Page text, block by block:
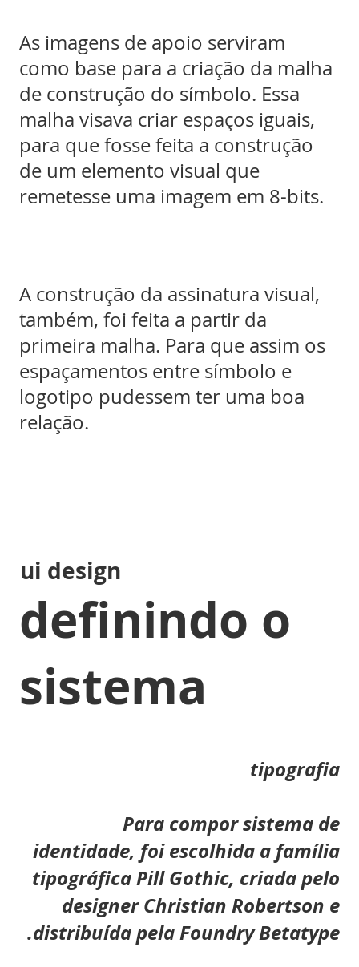
As imagens de apoio serviram
como base para a criação da malha
de construção do símbolo. Essa
malha visava criar espaços iguais,
para que fosse feita a construção
de um elemento visual que
remetesse uma imagem em 8-bits.
A construção da assinatura visual,
também, foi feita a partir da
primeira malha. Para que assim os
espaçamentos entre símbolo e
logotipo pudessem ter uma boa
relação.
ui design
definindo o
sistema
tipografia
Para compor sistema de
identidade, foi escolhida a família
tipográfica Pill Gothic, criada pelo
designer Christian Robertson e
distribuída pela Foundry Betatype.